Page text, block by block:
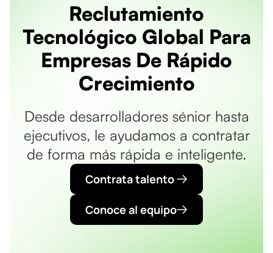
Reclutamiento
Tecnológico Global Para
Empresas De Rápido
Crecimiento
Desde desarrolladores sénior hasta
ejecutivos, le ayudamos a contratar
de forma más rápida e inteligente.
Contrata talento
Conoce al equipo